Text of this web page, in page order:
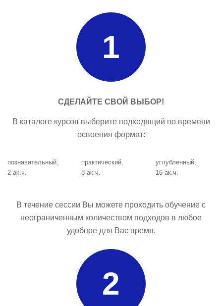
1
СДЕЛАЙТЕ СВОЙ ВЫБОР!
В каталоге курсов выберите подходящий по времени
освоения формат:
познавательный,
2 ак.ч.
практический,
8 ак.ч.
углубленный,
16 ак.ч.
В течение сессии Вы можете проходить обучение с
неограниченным количеством подходов в любое
удобное для Вас время.
2